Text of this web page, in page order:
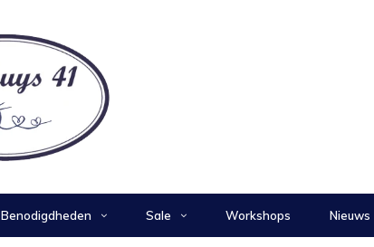
Benodigdheden Sale Workshops Nieuws